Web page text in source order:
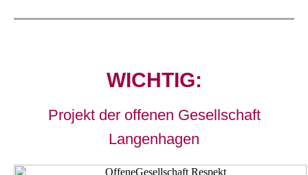
WICHTIG:
Projekt der offenen Gesellschaft
Langenhagen